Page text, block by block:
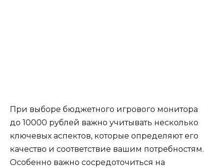
При выборе бюджетного игрового монитора
до 10000 рублей важно учитывать несколько
ключевых аспектов, которые определяют его
качество и соответствие вашим потребностям.
Особенно важно сосредоточиться на